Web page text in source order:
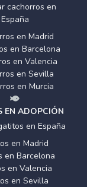
cachorros en
España
en Madrid
en Barcelona
en Valencia
en Sevilla
en Murcia
EN ADOPCIÓN
en España
en Madrid
en Barcelona
en Valencia
en Sevilla